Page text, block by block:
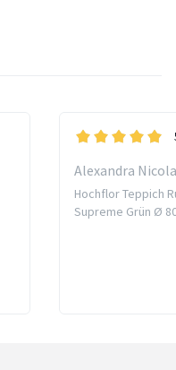
Alexandra
Hochflor Teppich
Supreme Grün Ø